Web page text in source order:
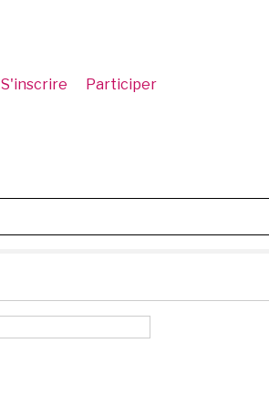
S'inscrire Participer